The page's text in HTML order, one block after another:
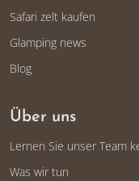
Safari zelt kaufen
Glamping news
Blog
Über uns
Lernen Sie unser Team
Was wir tun